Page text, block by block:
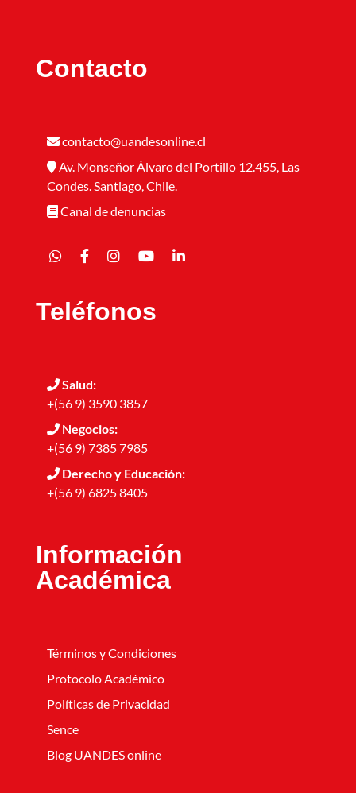
Contacto
contacto@uandesonline.cl
Av. Monseñor Álvaro del Portillo 12.455, Las
Condes. Santiago, Chile.
Canal de denuncias
Teléfonos
Salud:
+(56 9) 3590 3857
Negocios:
+(56 9) 7385 7985
Derecho y Educación:
+(56 9) 6825 8405
Información
Académica
Términos y Condiciones
Protocolo Académico
Políticas de Privacidad
Sence
Blog UANDES online